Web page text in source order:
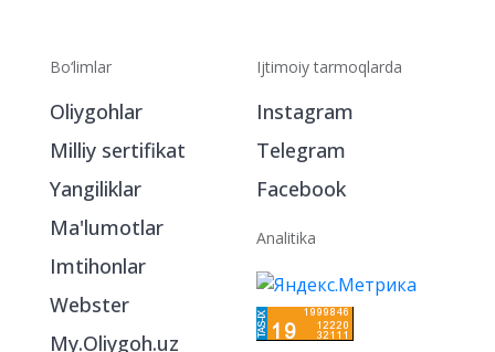
Bo‘limlar
Oliygohlar
Milliy sertifikat
Yangiliklar
Ma'lumotlar
Imtihonlar
Webster
My.Oliygoh.uz
Ijtimoiy tarmoqlarda
Instagram
Telegram
Facebook
Analitika